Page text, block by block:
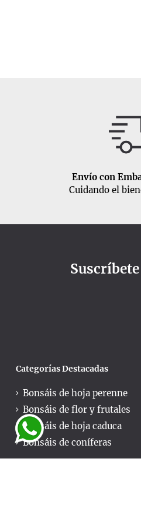
Envío con
Cuidando el
Categorías Destacadas
Bonsáis de hoja perenne
Bonsáis de flor y frutales
Bonsáis de hoja caduca
Bonsáis de coníferas